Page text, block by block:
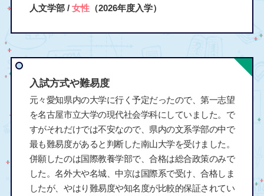
人文学部 / 女性（2026年度入学）
入試方式や難易度
元々愛知県内の大学に行く予定だったので、第一志望
を名古屋市立大学の現代社会学科にしていました。で
すがそれだけでは不安なので、県内の文系学部の中で
最も難易度があると判断した南山大学を受けました。
併願したのは国際教養学部で、合格は総合政策のみで
した。名外大や名城、中京は国際系で受け、合格しま
したが、やはり難易度や知名度が比較的保証されてい